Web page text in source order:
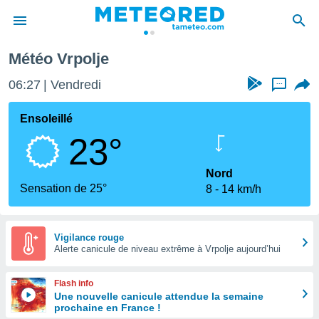
de
Météo Vrpolje
06:27 Vendredi ...
Ensoleillé
23°
Sensation de 25°
Nord
8
14 km/h
Vigilance rouge
Alerte canicule de niveau extrême à Vrpolje aujourd’hui
Flash info
Une nouvelle canicule attendue la semaine
prochaine en France !